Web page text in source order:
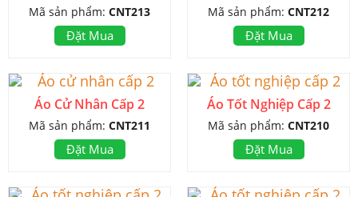
Mã sản phẩm: CNT213
Đặt Mua
Mã sản phẩm: CNT212
Đặt Mua
Áo Cử Nhân Cấp 2
Mã sản phẩm: CNT211
Đặt Mua
Áo Tốt Nghiệp Cấp 2
Mã sản phẩm: CNT210
Đặt Mua